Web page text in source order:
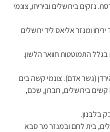
נהרסת. נזקים בירושלים וביריחו, צונמי
יריחו ומנזר אליאס ליד ירושלים
בגלל התמוטטות חוואר הלשון.
(גשר אדם). צונמי קשה בים
קשים בירושלים, חברון, שכם,
בירושלים, בית לחם ובמנזר מר סבא